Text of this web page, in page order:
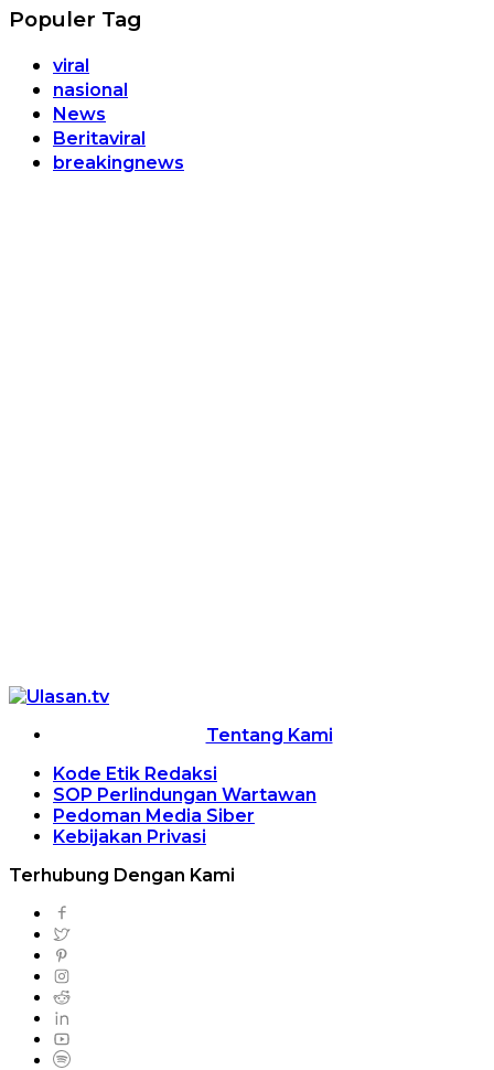
Populer Tag
viral
nasional
News
Beritaviral
breakingnews
Tentang Kami
Kode Etik Redaksi
SOP Perlindungan Wartawan
Pedoman Media Siber
Kebijakan Privasi
Terhubung Dengan Kami